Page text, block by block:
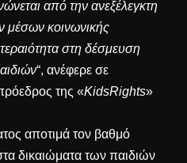
από την ανεξέλεγκτη
κοινωνικής
στη δέσμευση
“, ανέφερε σε
της «KidsRights»
αποτιμά τον βαθμό
δικαιώματα των παιδιών